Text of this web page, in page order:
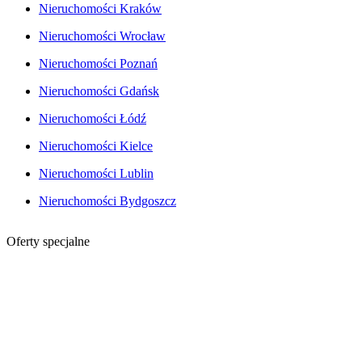
Nieruchomości Kraków
Nieruchomości Wrocław
Nieruchomości Poznań
Nieruchomości Gdańsk
Nieruchomości Łódź
Nieruchomości Kielce
Nieruchomości Lublin
Nieruchomości Bydgoszcz
Oferty specjalne